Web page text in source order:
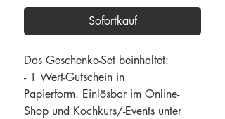
Sofortkauf
Das Geschenke-Set beinhaltet:
- 1 Wert-Gutschein in
Papierform. Einlösbar im Online-
Shop und Kochkurs/-Events unter